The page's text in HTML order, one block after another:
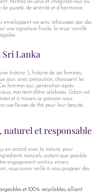
Fermez les yeux et imaginez-vous au
pureté, de sérénité et d’harmonie.
vos sens, rehaussées par des
une signature finale, le musc vanillé
Sri Lanka
histoire. L’histoire de ces femmes,
jour, avec précaution, choisissent les
femmes qui, génération après
méritent d'être célébrées. Udani est
et à travers ce prénom nous
cueilleuses de thé pour leur beauté,
naturel et responsable
en accord avec la nature, pour
naturels, autant que possible
engagement continu envers
nous avons veillé à vous proposer des
et 100% recyclables, alliant